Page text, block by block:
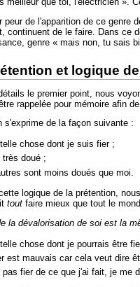
meilleur que toi, l'électricien ».
peur de l'apparition de ce
continuent de le faire. Dans ce
genre « mais non, tu sais
et logique
le premier point, nous
rappelée pour mémoire afin
s'exprime de la façon suivante :
chose dont je suis fier ;
doué ;
sont moins doués que moi.
logique de la prétention,
tout faire mieux que tout le
la dévalorisation de soi est la
chose dont je pourrais être
est mauvais car cela veut dire
fier de ce que j'ai fait, je me